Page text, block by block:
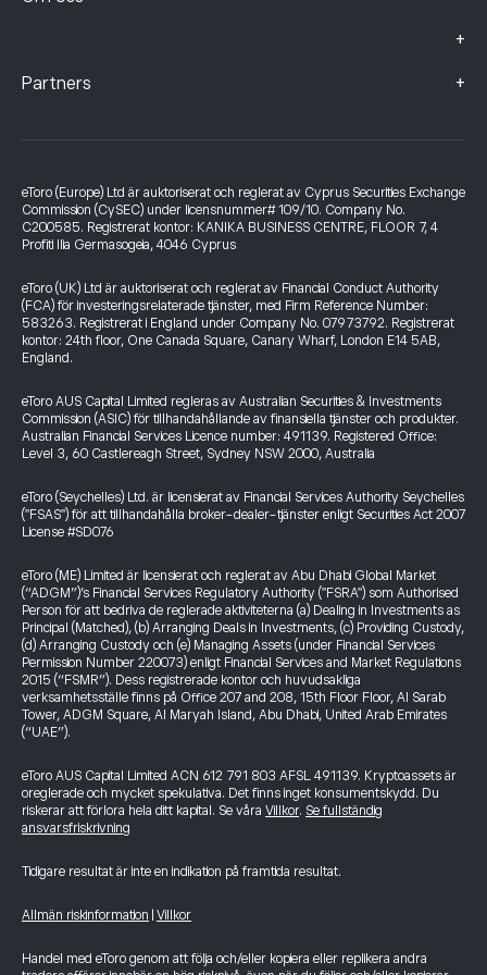
+
Partners +
eToro (Europe) Ltd är auktoriserat och reglerat av Cyprus Securities Exchange
Commission (CySEC) under licensnummer# 109/10. Company No.
C200585. Registrerat kontor: KANIKA BUSINESS CENTRE, FLOOR 7, 4
Profiti Ilia Germasogeia, 4046 Cyprus
eToro (UK) Ltd är auktoriserat och reglerat av Financial Conduct Authority
(FCA) för investeringsrelaterade tjänster, med Firm Reference Number:
583263. Registrerat i England under Company No. 07973792. Registrerat
kontor: 24th floor, One Canada Square, Canary Wharf, London E14 5AB,
England.
eToro AUS Capital Limited regleras av Australian Securities & Investments
Commission (ASIC) för tillhandahållande av finansiella tjänster och produkter.
Australian Financial Services Licence number: 491139. Registered Office:
Level 3, 60 Castlereagh Street, Sydney NSW 2000, Australia
eToro (Seychelles) Ltd. är licensierat av Financial Services Authority Seychelles
("FSAS") för att tillhandahålla broker-dealer-tjänster enligt Securities Act 2007
License #SD076
eToro (ME) Limited är licensierat och reglerat av Abu Dhabi Global Market
(“ADGM”)’s Financial Services Regulatory Authority ("FSRA") som Authorised
Person för att bedriva de reglerade aktiviteterna (a) Dealing in Investments as
Principal (Matched), (b) Arranging Deals in Investments, (c) Providing Custody,
(d) Arranging Custody och (e) Managing Assets (under Financial Services
Permission Number 220073) enligt Financial Services and Market Regulations
2015 (“FSMR”). Dess registrerade kontor och huvudsakliga
verksamhetsställe finns på Office 207 and 208, 15th Floor Floor, Al Sarab
Tower, ADGM Square, Al Maryah Island, Abu Dhabi, United Arab Emirates
(“UAE”).
eToro AUS Capital Limited ACN 612 791 803 AFSL 491139. Kryptoassets är
oreglerade och mycket spekulativa. Det finns inget konsumentskydd. Du
riskerar att förlora hela ditt kapital. Se våra Villkor. Se fullständig
ansvarsfriskrivning
Tidigare resultat är inte en indikation på framtida resultat.
Allmän riskinformation Villkor
Handel med eToro genom att följa och/eller kopiera eller replikera andra